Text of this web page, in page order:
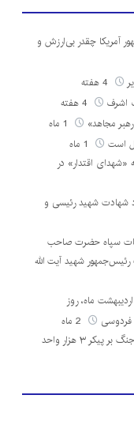
آمریکا چقدر بی‌ارزش و
اشرف
مجاهد»
اقتدار» در
شهادت شهید رئیسی و
سپاه حضرت صاحب
شهید آیت الله
پیام آیت الله سیّدمجتبی خامنه‌ای به مناسبت ۲۵ اردیبهشت ماه، روز
فردوسی
از سنگر دفاع تا میدان سازندگی؛ ترمیم زخم‌های جنگ بر پیکر ۳ هزار واحد